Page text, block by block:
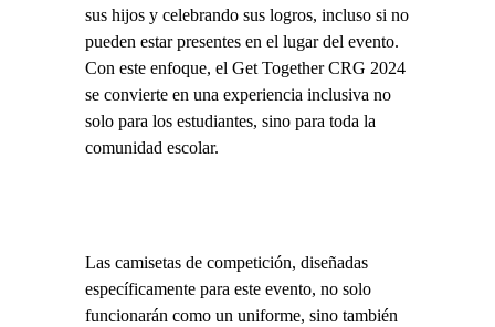
sus hijos y celebrando sus logros, incluso si no
pueden estar presentes en el lugar del evento.
Con este enfoque, el Get Together CRG 2024
se convierte en una experiencia inclusiva no
solo para los estudiantes, sino para toda la
comunidad escolar.
Las camisetas de competición, diseñadas
específicamente para este evento, no solo
funcionarán como un uniforme, sino también